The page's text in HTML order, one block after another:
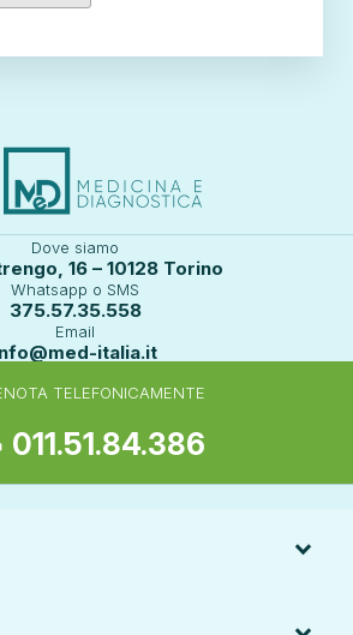
Dove siamo
16 – 10128 Torino
Whatsapp o SMS
375.57.35.558
Email
italia.it
TELEFONICAMENTE
011.51.84.386